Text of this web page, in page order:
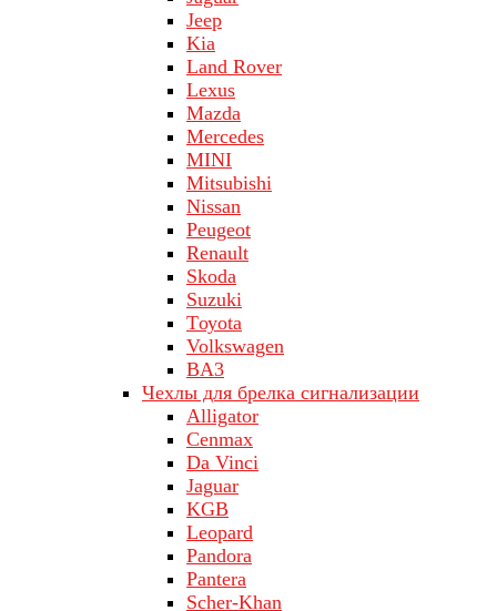
Jeep
Kia
Land Rover
Lехus
Mazda
Merсеdеs
MINI
Mitsubishi
Nissan
Peugeot
Renault
Skoda
Suzuki
Tоуоta
Volkswagen
ВA3
Чехлы для брелка сигнализации
Alligator
Cenmax
Da Vinci
Jaguar
KGB
Leopard
Pandora
Pantera
Scher-Khan